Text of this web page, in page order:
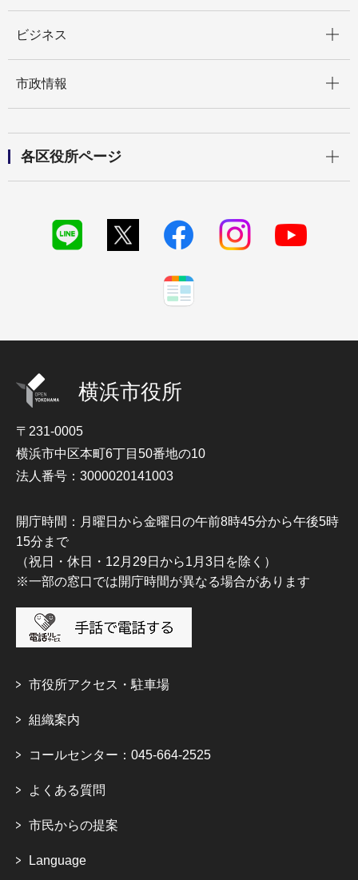
ビジネス
市政情報
各区役所ページ
横浜市役所
〒231-0005
横浜市中区本町6丁目50番地の10
法人番号：3000020141003
開庁時間：月曜日から金曜日の午前8時45分から午後5時
15分まで
（祝日・休日・12月29日から1月3日を除く）
※一部の窓口では開庁時間が異なる場合があります
市役所アクセス・駐車場
組織案内
コールセンター：045-664-2525
よくある質問
市民からの提案
Language